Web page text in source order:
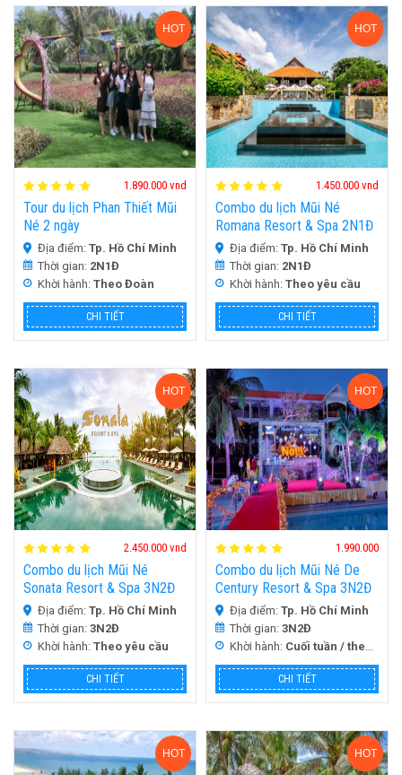
HOT
1.890.000 vnd
Tour du lịch Phan Thiết Mũi
Né 2 ngày
Địa điểm: Tp. Hồ Chí Minh
Thời gian: 2N1Đ
Khời hành: Theo Đoàn
CHI TIẾT
HOT
1.450.000 vnd
Combo du lịch Mũi Né
Romana Resort & Spa 2N1Đ
Địa điểm: Tp. Hồ Chí Minh
Thời gian: 2N1Đ
Khời hành: Theo yêu cầu
CHI TIẾT
HOT
2.450.000 vnd
Combo du lịch Mũi Né
Sonata Resort & Spa 3N2Đ
Địa điểm: Tp. Hồ Chí Minh
Thời gian: 3N2Đ
Khời hành: Theo yêu cầu
CHI TIẾT
HOT
1.990.000
Combo du lịch Mũi Né De
Century Resort & Spa 3N2Đ
Địa điểm: Tp. Hồ Chí Minh
Thời gian: 3N2Đ
Khời hành: Cuối tuần / theo yêu cầu quý khách
CHI TIẾT
HOT HOT